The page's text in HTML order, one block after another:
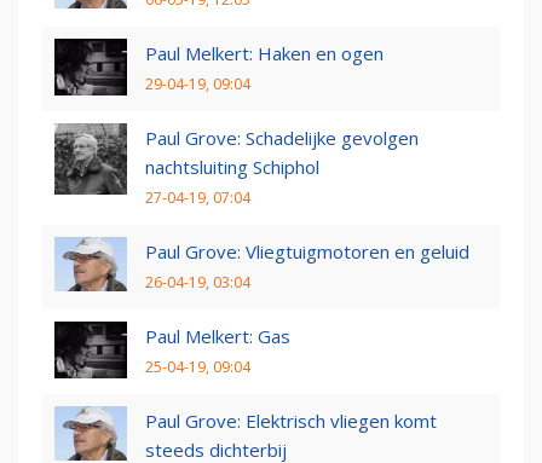
Paul Melkert: Haken en ogen
29-04-19, 09:04
Paul Grove: Schadelijke gevolgen
nachtsluiting Schiphol
27-04-19, 07:04
Paul Grove: Vliegtuigmotoren en geluid
26-04-19, 03:04
Paul Melkert: Gas
25-04-19, 09:04
Paul Grove: Elektrisch vliegen komt
steeds dichterbij